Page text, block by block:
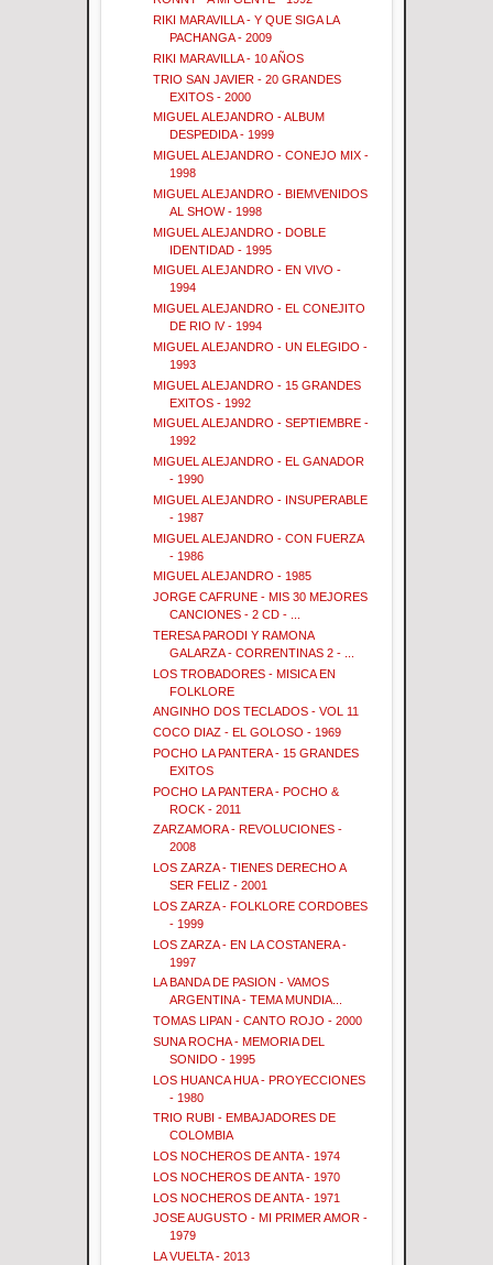
RIKI MARAVILLA - Y QUE SIGA LA
PACHANGA - 2009
RIKI MARAVILLA - 10 AÑOS
TRIO SAN JAVIER - 20 GRANDES
EXITOS - 2000
MIGUEL ALEJANDRO - ALBUM
DESPEDIDA - 1999
MIGUEL ALEJANDRO - CONEJO MIX -
1998
MIGUEL ALEJANDRO - BIEMVENIDOS
AL SHOW - 1998
MIGUEL ALEJANDRO - DOBLE
IDENTIDAD - 1995
MIGUEL ALEJANDRO - EN VIVO -
1994
MIGUEL ALEJANDRO - EL CONEJITO
DE RIO lV - 1994
MIGUEL ALEJANDRO - UN ELEGIDO -
1993
MIGUEL ALEJANDRO - 15 GRANDES
EXITOS - 1992
MIGUEL ALEJANDRO - SEPTIEMBRE -
1992
MIGUEL ALEJANDRO - EL GANADOR
- 1990
MIGUEL ALEJANDRO - INSUPERABLE
- 1987
MIGUEL ALEJANDRO - CON FUERZA
- 1986
MIGUEL ALEJANDRO - 1985
JORGE CAFRUNE - MIS 30 MEJORES
CANCIONES - 2 CD - ...
TERESA PARODI Y RAMONA
GALARZA - CORRENTINAS 2 - ...
LOS TROBADORES - MISICA EN
FOLKLORE
ANGINHO DOS TECLADOS - VOL 11
COCO DIAZ - EL GOLOSO - 1969
POCHO LA PANTERA - 15 GRANDES
EXITOS
POCHO LA PANTERA - POCHO &
ROCK - 2011
ZARZAMORA - REVOLUCIONES -
2008
LOS ZARZA - TIENES DERECHO A
SER FELIZ - 2001
LOS ZARZA - FOLKLORE CORDOBES
- 1999
LOS ZARZA - EN LA COSTANERA -
1997
LA BANDA DE PASION - VAMOS
ARGENTINA - TEMA MUNDIA...
TOMAS LIPAN - CANTO ROJO - 2000
SUNA ROCHA - MEMORIA DEL
SONIDO - 1995
LOS HUANCA HUA - PROYECCIONES
- 1980
TRIO RUBI - EMBAJADORES DE
COLOMBIA
LOS NOCHEROS DE ANTA - 1974
LOS NOCHEROS DE ANTA - 1970
LOS NOCHEROS DE ANTA - 1971
JOSE AUGUSTO - MI PRIMER AMOR -
1979
LA VUELTA - 2013